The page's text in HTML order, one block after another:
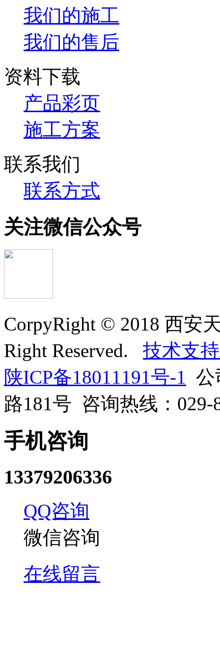
我们的施工
我们的售后
资料下载
产品彩页
施工方案
联系我们
联系方式
关注微信公众号
CorpyRight © 2018 西安
Right Reserved. 技术支
陕ICP备18011191号-1 公
路181号 咨询热线：
手机咨询
13379206336
QQ咨询
微信咨询
在线留言